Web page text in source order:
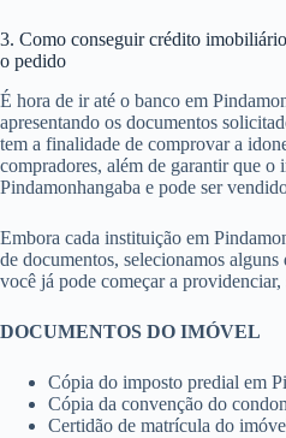
3. Como conseguir crédito
o pedido
É hora de ir até o banco em
apresentando os documentos
tem a finalidade de comprovar a
compradores, além de garantir que o
Pindamonhangaba e pode ser
Embora cada instituição em
de documentos, selecionamos alguns
você já pode começar a providenciar,
DOCUMENTOS DO IMÓVEL
Cópia do imposto predial em
Cópia da convenção do
Certidão de matrícula do